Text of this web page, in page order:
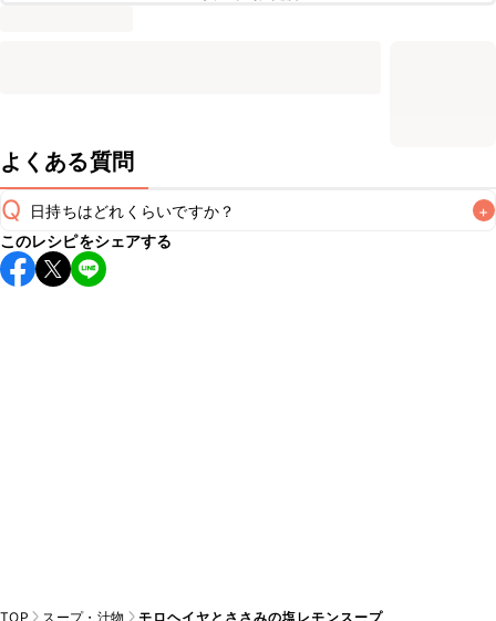
よくある質問
Q 日持ちはどれくらいですか？ +
保存期間は冷蔵で翌日中が目安です。なるべくお早めにお召
し上がりください。
このレシピをシェアする
TOP スープ・汁物 モロヘイヤとささみの塩レモンスープ